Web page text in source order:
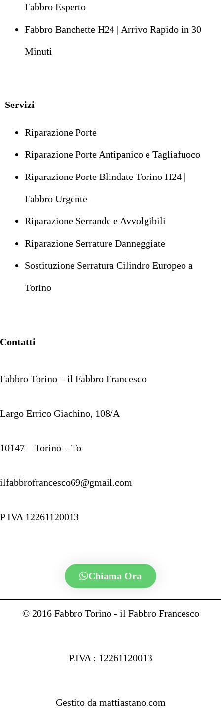
Fabbro Esperto
Fabbro Banchette H24 | Arrivo Rapido in 30
Minuti
Servizi
Riparazione Porte
Riparazione Porte Antipanico e Tagliafuoco
Riparazione Porte Blindate Torino H24 |
Fabbro Urgente
Riparazione Serrande e Avvolgibili
Riparazione Serrature Danneggiate
Sostituzione Serratura Cilindro Europeo a
Torino
Contatti
Fabbro Torino – il Fabbro Francesco
Largo Errico Giachino, 108/A
10147 – Torino – To
ilfabbrofrancesco69@gmail.com
P IVA 12261120013
Chiama Ora
© 2016 Fabbro Torino - il Fabbro Francesco
P.IVA : 12261120013
Gestito da mattiastano.com